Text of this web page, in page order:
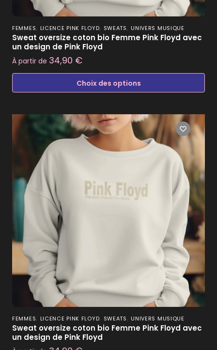
FEMMES, LICENCE PINK FLOYD, SWEATS, UNIVERS MUSIQUE
Sweat oversize coton bio Femme Pink Floyd avec
un design de Pink Floyd
À partir de 34,90 €
Choix des options
FEMMES, LICENCE PINK FLOYD, SWEATS, UNIVERS MUSIQUE
Sweat oversize coton bio Femme Pink Floyd avec
un design de Pink Floyd